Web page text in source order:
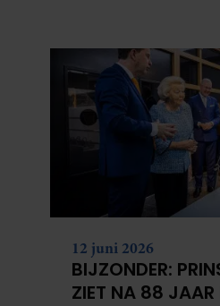
12 juni 2026
BIJZONDER:
ZIET NA 88 JAAR